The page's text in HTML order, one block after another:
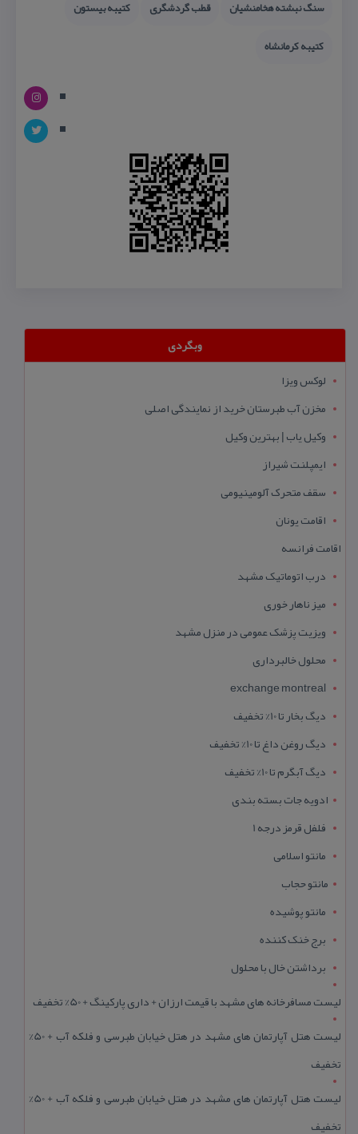
سنگ نبشته هخامنشیان
قطب گردشگری
كتیبه بیستون
كتیبه كرمانشاه
وبگردی
لوکس ویزا
مخزن آب طبرستان خرید از نمایندگی اصلی
وکیل یاب | بهترین وکیل
ایمپلنت شیراز
سقف متحرک آلومینیومی
اقامت یونان
اقامت فرانسه
درب اتوماتیک مشهد
میز ناهار خوری
ویزیت پزشک عمومی در منزل مشهد
محلول خالبرداری
exchange montreal
دیگ بخار تا 10% تخفیف
دیگ روغن داغ تا 10% تخفیف
دیگ آبگرم تا 10% تخفیف
ادویه جات بسته بندی
فلفل قرمز درجه 1
مانتو اسلامی
مانتو حجاب
مانتو پوشیده
برج خنک کننده
برداشتن خال با محلول
لیست مسافرخانه های مشهد با قیمت ارزان + داری پارکینگ + 50% تخفیف
لیست هتل آپارتمان های مشهد در هتل خیابان طبرسی و فلکه آب + 50%
تخفیف
لیست هتل آپارتمان های مشهد در هتل خیابان طبرسی و فلکه آب + 50%
تخفیف